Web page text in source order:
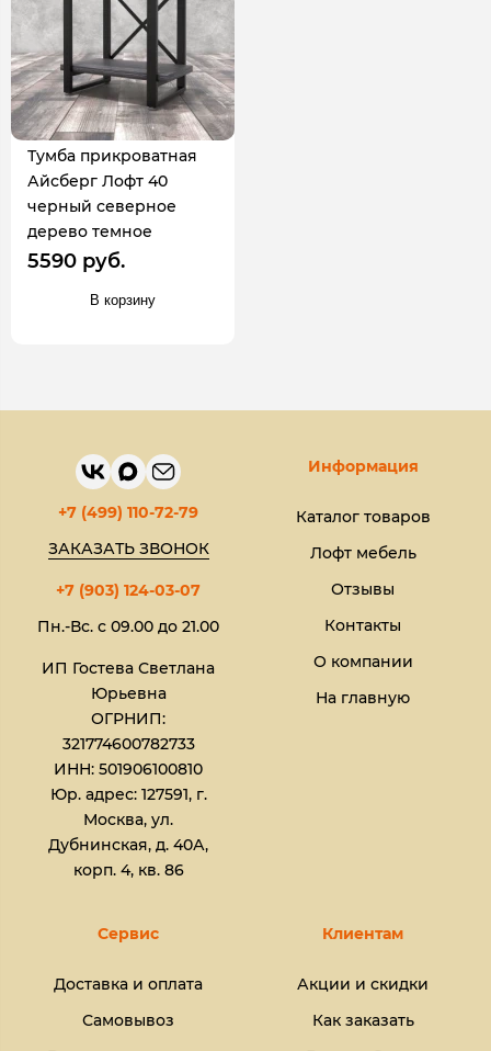
Тумба прикроватная
Айсберг Лофт 40
черный северное
дерево темное
5590 руб.
В корзину
+7 (499) 110-72-79
ЗАКАЗАТЬ ЗВОНОК
+7 (903) 124-03-07
Пн.-Вс. с 09.00 до 21.00
ИП Гостева Светлана
Юрьевна​
ОГРНИП:
321774600782733
ИНН: 501906100810
Юр. адрес: 127591, г.
Москва, ул.
Дубнинская, д. 40А,
корп. 4, кв. 86
Информация
Каталог товаров
Лофт мебель
Отзывы
Контакты
О компании
На главную
Сервис
Доставка и оплата
Самовывоз
Клиентам
Акции и скидки
Как заказать